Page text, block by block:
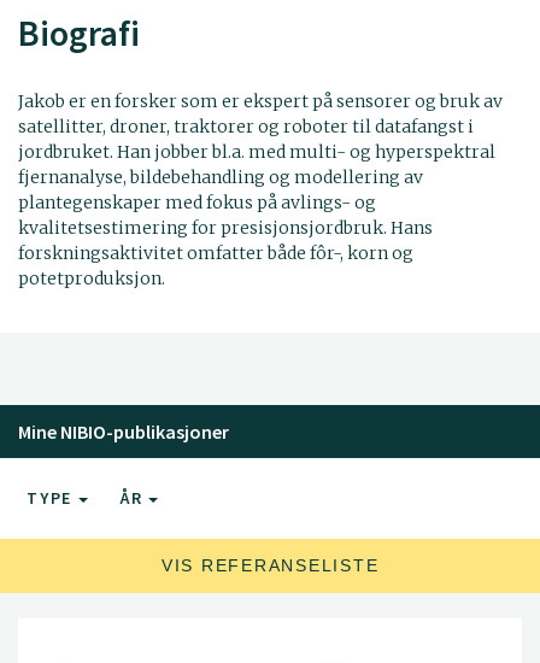
Biografi
Jakob er en forsker som er ekspert på sensorer og bruk av
satellitter, droner, traktorer og roboter til datafangst i
jordbruket. Han jobber bl.a. med multi- og hyperspektral
fjernanalyse, bildebehandling og modellering av
plantegenskaper med fokus på avlings- og
kvalitetsestimering for presisjonsjordbruk. Hans
forskningsaktivitet omfatter både fôr-, korn og
potetproduksjon.
Mine NIBIO-publikasjoner
TYPE ÅR
VIS REFERANSELISTE